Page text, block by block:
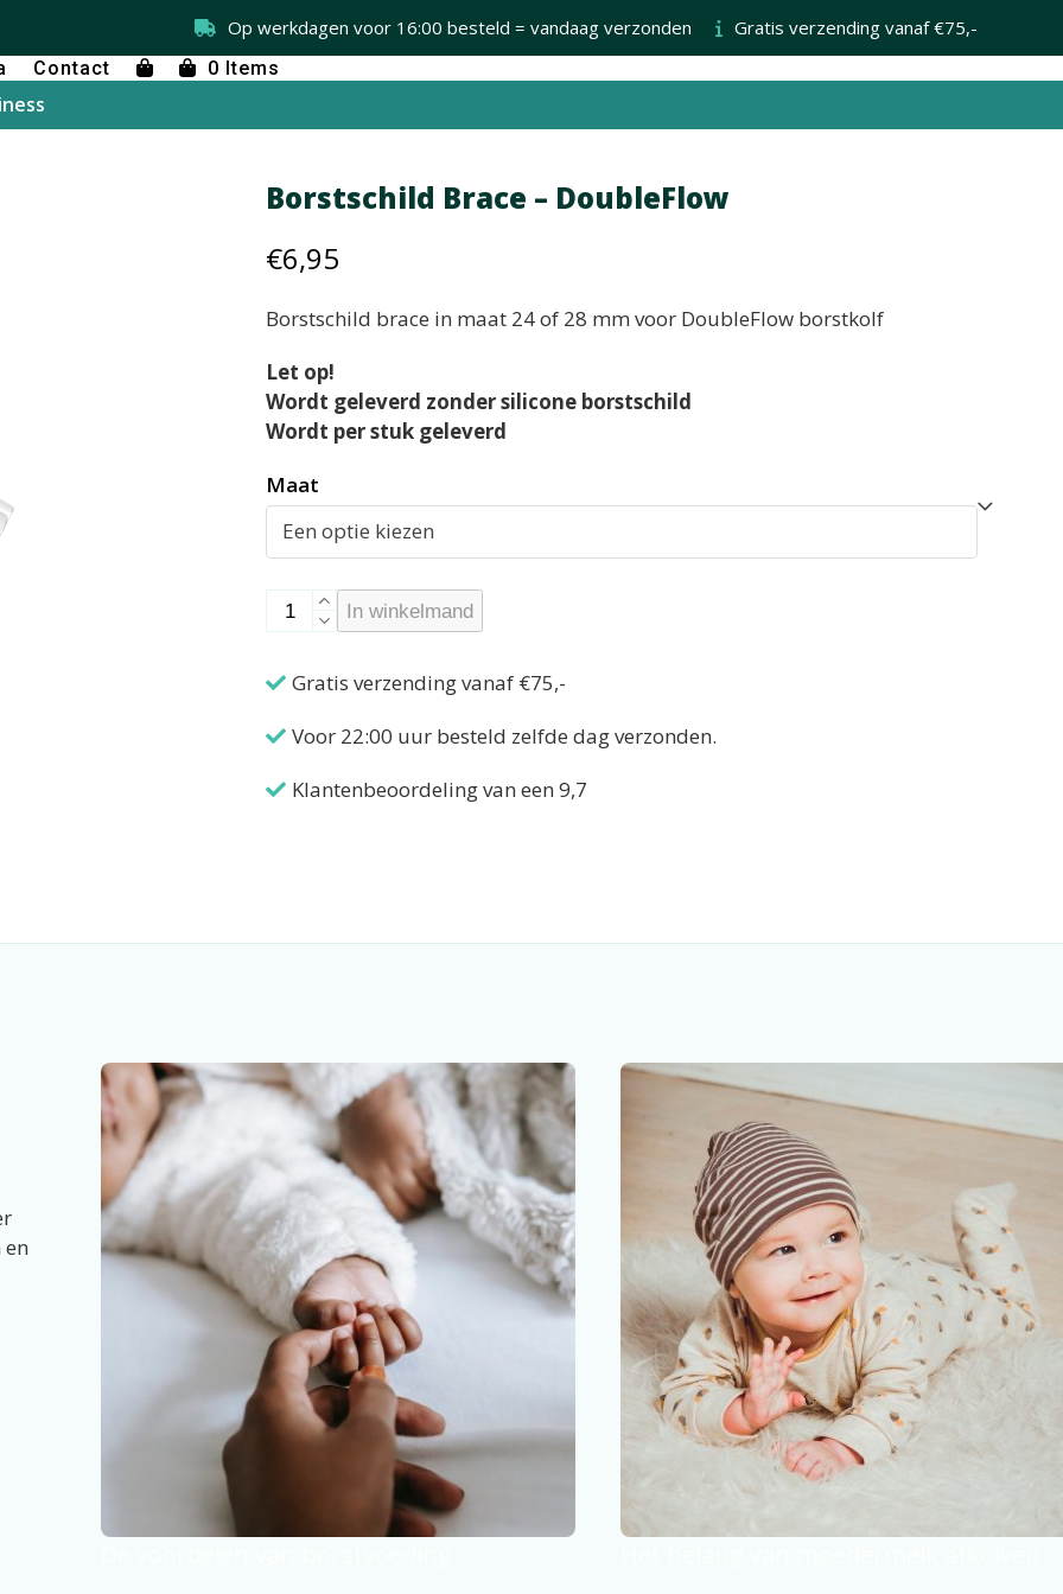
Op werkdagen voor 16:00 besteld = vandaag verzonden Gratis verzending vanaf €75,-
Contact 0 Items
Borstschild Brace – DoubleFlow
€6,95
Borstschild brace in maat 24 of 28 mm voor DoubleFlow borstkolf
Let op!
Wordt geleverd zonder silicone borstschild
Wordt per stuk geleverd
Maat
Borstschild
DoubleFlow
aantal
In winkelmand
Gratis verzending vanaf €75,-
Voor 22:00 uur besteld zelfde dag verzonden.
Klantenbeoordeling van een 9,7